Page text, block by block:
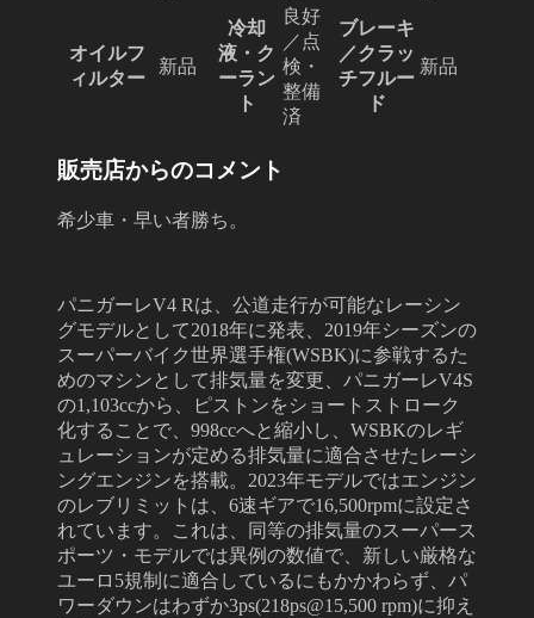
オイルフ
ィルター
新品
冷却
液・ク
ーラン
ト
良好
／点
検・
整備
済
ブレーキ
／クラッ
チフルー
ド
新品
販売店からのコメント
希少車・早い者勝ち。
パニガーレV4 Rは、公道走行が可能なレーシン
グモデルとして2018年に発表、2019年シーズンの
スーパーバイク世界選手権(WSBK)に参戦するた
めのマシンとして排気量を変更、パニガーレV4S
の1,103ccから、ピストンをショートストローク
化することで、998ccへと縮小し、WSBKのレギ
ュレーションが定める排気量に適合させたレーシ
ングエンジンを搭載。2023年モデルではエンジン
のレブリミットは、6速ギアで16,500rpmに設定さ
れています。これは、同等の排気量のスーパース
ポーツ・モデルでは異例の数値で、新しい厳格な
ユーロ5規制に適合しているにもかかわらず、パ
ワーダウンはわずか3ps(218ps@15,500 rpm)に抑え